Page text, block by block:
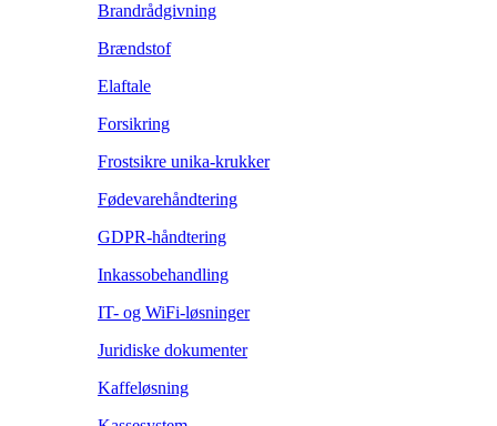
Brandrådgivning
Brændstof
Elaftale
Forsikring
Frostsikre unika-krukker
Fødevarehåndtering
GDPR-håndtering
Inkassobehandling
IT- og WiFi-løsninger
Juridiske dokumenter
Kaffeløsning